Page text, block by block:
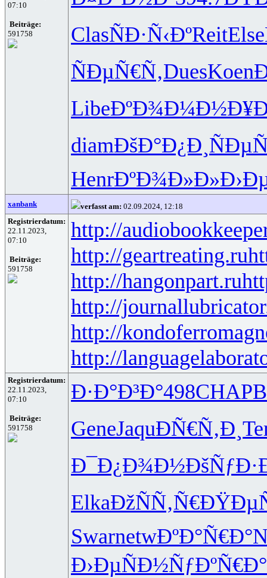
07:10
Beiträge:
591758
ClasÑÐ·Ñ‹ÐºReitElse
ÑÐµÑ€Ñ‚DuesKoen
LibeÐºÐ¾Ð¼Ð½
diamÐšÐ°Ð¿Ð¸
HenrÐºÐ¾Ð»Ð»
xanbank verfasst am: 02.09.2024, 12:18
Registrierdatum:
22.11.2023,
07:10
Beiträge:
591758
http://
http://geartreating.ru
http://hangonpart.ru
http://
http://
http://
Registrierdatum:
22.11.2023,
07:10
Beiträge:
591758
Ð·Ð°Ð³Ð°498CHAP
GeneJaquÐÑ€Ñ‚Ð¸
Ð¯Ð¿Ð¾Ð½
ElkaÐžÑÑ‚Ñ€
SwarnetwÐºÐ°Ñ€Ð°
Ð›ÐµÑÐ½ÑƒÐºÑ€Ð°